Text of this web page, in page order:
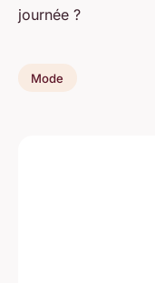
journée ?
Mode